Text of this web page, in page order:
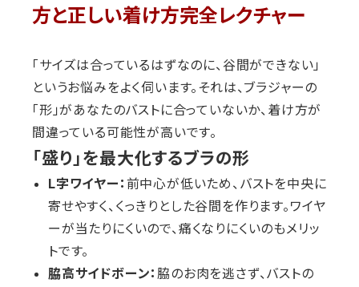
方と正しい着け方完全レクチャー
「サイズは合っているはずなのに、谷間ができない」
というお悩みをよく伺います。それは、ブラジャーの
「形」があなたのバストに合っていないか、着け方が
間違っている可能性が高いです。
「盛り」を最大化するブラの形
L字ワイヤー： 前中心が低いため、バストを中央に
寄せやすく、くっきりとした谷間を作ります。ワイヤ
ーが当たりにくいので、痛くなりにくいのもメリッ
トです。
脇高サイドボーン：脇のお肉を逃さず、バストの